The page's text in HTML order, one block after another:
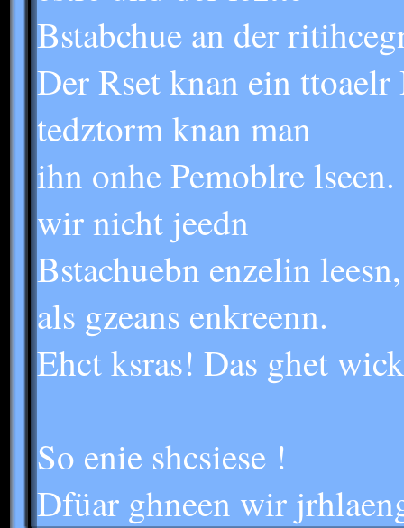
Bstabchue an der
Der Rset knan ein
tedztorm knan man
ihn onhe Pemoblre
wir nicht jeedn
Bstachuebn enzelin
als gzeans enkreenn.
Ehct ksras! Das ghet
So enie shcsiese !
Dfüar ghneen wir